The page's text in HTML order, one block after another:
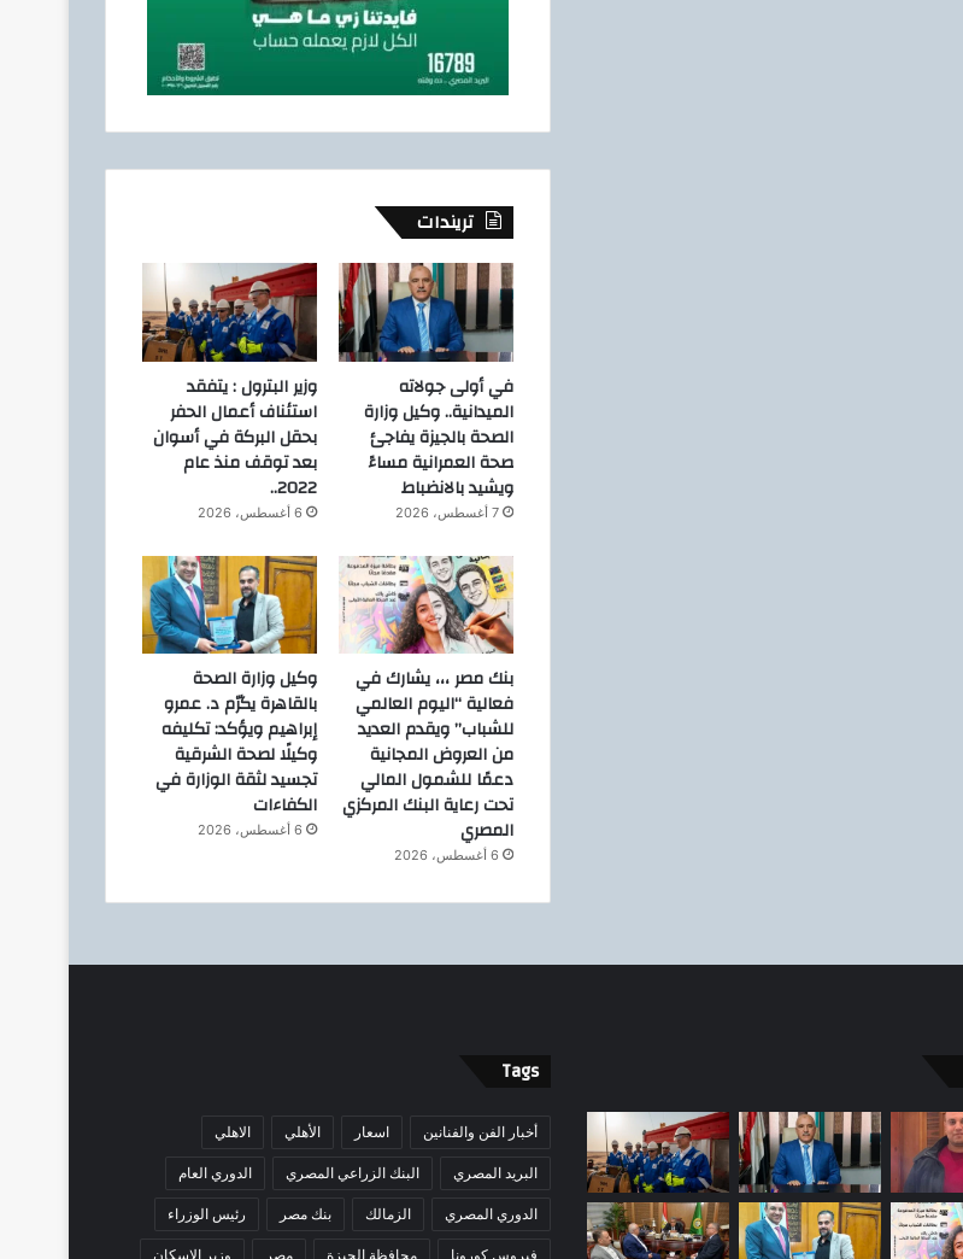
تريندات
في أولى جولاته
الميدانية.. وكيل وزارة
الصحة بالجيزة يفاجئ
صحة العمرانية مساءً
ويشيد بالانضباط
7 أغسطس، 2026
وزير البترول : يتفقد
استئناف أعمال الحفر
بحقل البركة في أسوان
بعد توقف منذ عام
2022..
6 أغسطس، 2026
بنك مصر ،،، يشارك في
فعالية “اليوم العالمي
للشباب” ويقدم العديد
من العروض المجانية
دعمًا للشمول المالي
تحت رعاية البنك المركزي
المصري
6 أغسطس، 2026
وكيل وزارة الصحة
بالقاهرة يكرّم د. عمرو
إبراهيم ويؤكد: تكليفه
وكيلًا لصحة الشرقية
تجسيد لثقة الوزارة في
الكفاءات
6 أغسطس، 2026
Tags
أخبار الفن والفنانين اسعار الأهلي الاهلي
البريد المصري البنك الزراعي المصري الدوري العام
الدوري المصري الزمالك بنك مصر رئيس الوزراء
فيروس كورونا محافظة الجيزة مصر وزير الإسكان